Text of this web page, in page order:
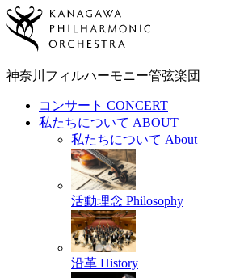
神奈川フィルハーモニー管弦楽団
コンサート CONCERT
私たちについて ABOUT
私たちについて About
活動理念 Philosophy
沿革 History